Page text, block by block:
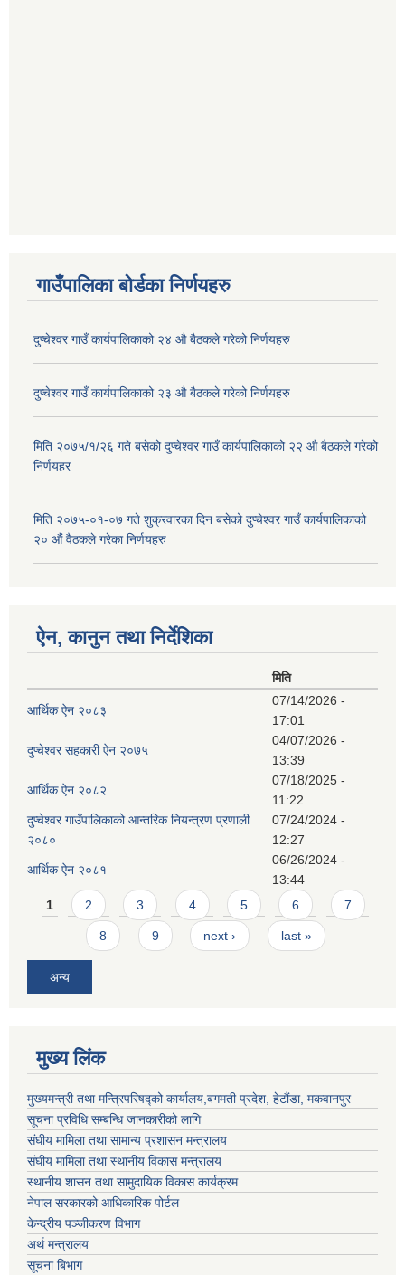
गाउँपालिका बोर्डका निर्णयहरु
दुप्चेश्वर गाउँ कार्यपालिकाको २४ औ बैठकले गरेको निर्णयहरु
दुप्चेश्वर गाउँ कार्यपालिकाको २३ औ बैठकले गरेको निर्णयहरु
मिति २०७५/१/२६ गते बसेको दुप्चेश्वर गाउँ कार्यपालिकाको २२ औ बैठकले गरेको
निर्णयहर
मिति २०७५-०१-०७ गते शुक्रवारका दिन बसेको दुप्चेश्वर गाउँ कार्यपालिकाको
२० औं वैठकले गरेका निर्णयहरु
ऐन, कानुन तथा निर्देशिका
मिति
आर्थिक ऐन २०८३
07/14/2026 -
17:01
दुप्चेश्वर सहकारी ऐन २०७५
04/07/2026 -
13:39
आर्थिक ऐन २०८२
07/18/2025 -
11:22
दुप्चेश्वर गाउँपालिकाको आन्तरिक नियन्त्रण प्रणाली
२०८०
07/24/2024 -
12:27
आर्थिक ऐन २०८१
06/26/2024 -
13:44
Pages
1 2 3 4 5 6 7
8 9 next › last »
अन्य
मुख्य लिंक
मुख्यमन्त्री तथा मन्त्रिपरिषद्को कार्यालय,बगमती प्रदेश, हेटौंडा, मकवानपुर
सूचना प्रविधि सम्बन्धि जानकारीको लागि
संघीय मामिला तथा सामान्य प्रशासन मन्त्रालय
संघीय मामिला तथा स्थानीय विकास मन्त्रालय
स्थानीय शासन तथा सामुदायिक विकास कार्यक्रम
नेपाल सरकारको आधिकारिक पोर्टल
केन्द्रीय पञ्जीकरण विभाग
अर्थ मन्त्रालय
सूचना बिभाग